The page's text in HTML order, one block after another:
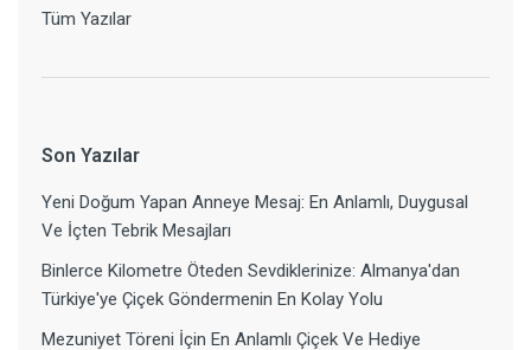
Tüm Yazılar
Son Yazılar
Yeni Doğum Yapan Anneye Mesaj: En Anlamlı, Duygusal
Ve İçten Tebrik Mesajları
Binlerce Kilometre Öteden Sevdiklerinize: Almanya'dan
Türkiye'ye Çiçek Göndermenin En Kolay Yolu
Mezuniyet Töreni İçin En Anlamlı Çiçek Ve Hediye